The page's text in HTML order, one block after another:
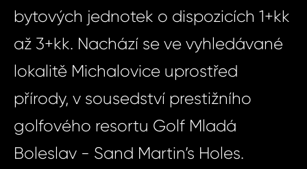
bytových jednotek o dispozicích 1+kk
až 3+kk. Nachází se ve vyhledávané
lokalitě Michalovice uprostřed
přírody, v sousedství prestižního
golfového resortu Golf Mladá
Boleslav - Sand Martin’s Holes.